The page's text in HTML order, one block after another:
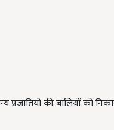
की बालियों को